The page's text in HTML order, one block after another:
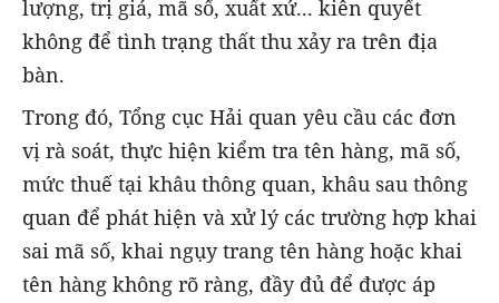
lượng, trị giá, mã số, xuất xứ... kiên quyết
không để tình trạng thất thu xảy ra trên địa
bàn.
Trong đó, Tổng cục Hải quan yêu cầu các đơn
vị rà soát, thực hiện kiểm tra tên hàng, mã số,
mức thuế tại khâu thông quan, khâu sau thông
quan để phát hiện và xử lý các trường hợp khai
sai mã số, khai ngụy trang tên hàng hoặc khai
tên hàng không rõ ràng, đầy đủ để được áp